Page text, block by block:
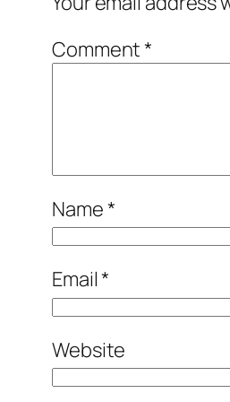
Comment*
Name*
Email*
Website